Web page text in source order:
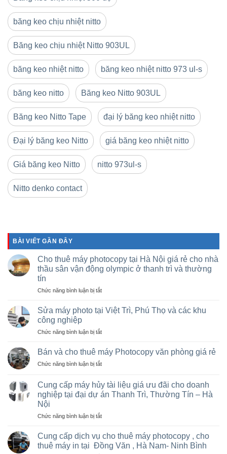
băng keo chịu nhiệt nitto
Băng keo chịu nhiệt Nitto 903UL
băng keo nhiệt nitto băng keo nhiệt nitto 973 ul-s
băng keo nitto Băng keo Nitto 903UL
Băng keo Nitto Tape đại lý băng keo nhiệt nitto
Đại lý băng keo Nitto giá băng keo nhiệt nitto
Giá băng keo Nitto nitto 973ul-s
Nitto denko contact
BÀI VIẾT GẦN ĐÂY
Cho thuê máy photocopy tại Hà Nội giá rẻ cho nhà
thầu sân vận động olympic ở thanh trì và thường
tín
Chức năng bình luận bị tắtở
thuê
tại
Nội
rẻ
nhà
thầu
động
ở
thanh
Sửa máy photo tại Việt Trì, Phú Thọ và các khu
công nghiệp
Chức năng bình luận bị tắtở
máy
photo
tại
Trì,
Phú
các
công
nghiệp
Bán và cho thuê máy Photocopy văn phòng giá rẻ
Chức năng bình luận bị tắtở
cho
thuê
Photocopy
phòng
giá
rẻ
Cung cấp máy hủy tài liệu giá ưu đãi cho doanh
nghiệp tại đại dự án Thanh Trì, Thường Tín – Hà
Nội
Chức năng bình luận bị tắtở
cấp
máy
hủy
Cung cấp dịch vụ cho thuê máy photocopy , cho
thuê máy in tại Đồng Văn , Hà Nam- Ninh Bình